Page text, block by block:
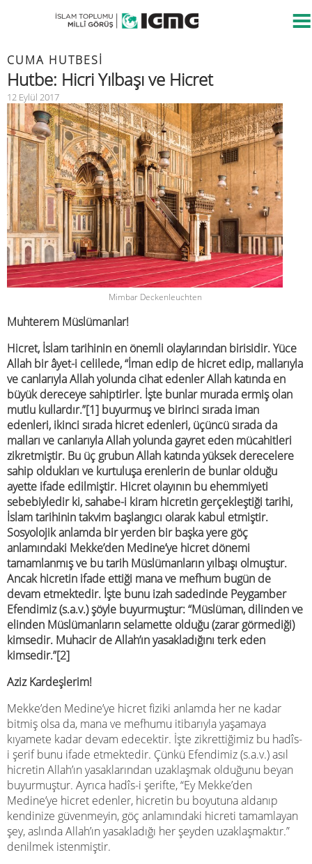
CUMA HUTBESİ
Hutbe: Hicri Yılbaşı ve Hicret
12 Eylül 2017
Mimbar Deckenleuchten
Muhterem Müslümanlar!
Hicret, İslam tarihinin en önemli olaylarından birisidir. Yüce
Allah bir âyet-i celilede, “İman edip de hicret edip, mallarıyla
ve canlarıyla Allah yolunda cihat edenler Allah katında en
büyük dereceye sahiptirler. İşte bunlar murada ermiş olan
mutlu kullardır.”[1] buyurmuş ve birinci sırada iman
edenleri, ikinci sırada hicret edenleri, üçüncü sırada da
malları ve canlarıyla Allah yolunda gayret eden mücahitleri
zikretmiştir. Bu üç grubun Allah katında yüksek derecelere
sahip oldukları ve kurtuluşa erenlerin de bunlar olduğu
ayette ifade edilmiştir. Hicret olayının bu ehemmiyeti
sebebiyledir ki, sahabe-i kiram hicretin gerçekleştiği tarihi,
İslam tarihinin takvim başlangıcı olarak kabul etmiştir.
Sosyolojik anlamda bir yerden bir başka yere göç
anlamındaki Mekke’den Medine’ye hicret dönemi
tamamlanmış ve bu tarih Müslümanların yılbaşı olmuştur.
Ancak hicretin ifade ettiği mana ve mefhum bugün de
devam etmektedir. İşte bunu izah sadedinde Peygamber
Efendimiz (s.a.v.) şöyle buyurmuştur: “Müslüman, dilinden ve
elinden Müslümanların selamette olduğu (zarar görmediği)
kimsedir. Muhacir de Allah’ın yasakladığını terk eden
kimsedir.”[2]
Aziz Kardeşlerim!
Mekke’den Medine’ye hicret fiziki anlamda her ne kadar
bitmiş olsa da, mana ve mefhumu itibarıyla yaşamaya
kıyamete kadar devam edecektir. İşte zikrettiğimiz bu hadîs-
i şerif bunu ifade etmektedir. Çünkü Efendimiz (s.a.v.) asıl
hicretin Allah’ın yasaklarından uzaklaşmak olduğunu beyan
buyurmuştur. Ayrıca hadîs-i şerifte, “Ey Mekke’den
Medine’ye hicret edenler, hicretin bu boyutuna aldanıp
kendinize güvenmeyin, göç anlamındaki hicreti tamamlayan
şey, aslında Allah’ın yasakladığı her şeyden uzaklaşmaktır.”
denilmek istenmiştir.